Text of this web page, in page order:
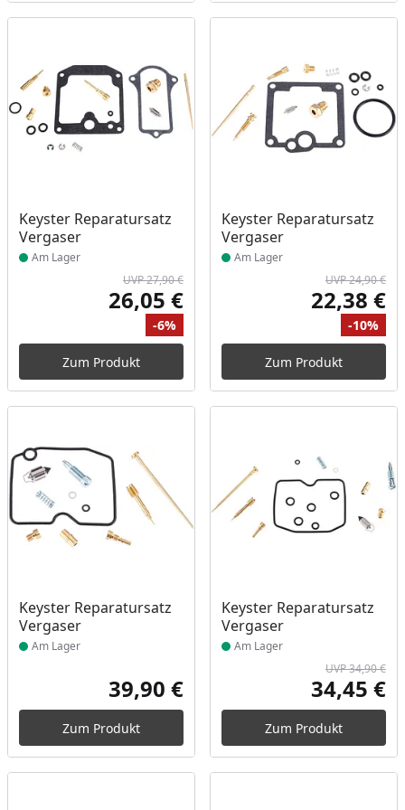
Keyster Reparatursatz
Vergaser
Produkt am Lager
Am Lager
Ursprünglicher Preis
UVP 27,90 €
Aktueller Preis
26,05 €
Rabatt
-6%
Zum Produkt
Keyster Reparatursatz
Vergaser
Produkt am Lager
Am Lager
UVP 24,90 €
22,38 €
-10%
Zum Produkt
Keyster Reparatursatz
Vergaser
Produkt am Lager
Am Lager
Aktueller Preis
39,90 €
Zum Produkt
Keyster Reparatursatz
Vergaser
Produkt am Lager
Am Lager
UVP 34,90 €
34,45 €
Zum Produkt